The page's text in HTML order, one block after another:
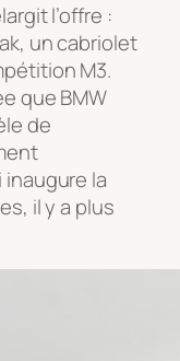
l’offre :
un cabriolet
M3.
que BMW
de
inaugure la
il y a plus